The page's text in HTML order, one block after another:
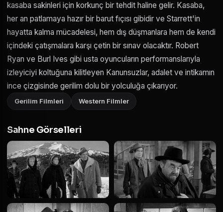
kasaba sakinleri için korkunç bir tehdit haline gelir. Kasaba,
her an patlamaya hazır bir barut fıçısı gibidir ve Starrett'in
hayatta kalma mücadelesi, hem dış düşmanlara hem de kendi
içindeki çatışmalara karşı çetin bir sınav olacaktır. Robert
Ryan ve Burl Ives gibi usta oyuncuların performanslarıyla
izleyiciyi koltuğuna kilitleyen Kanunsuzlar, adalet ve intikamın
ince çizgisinde gerilim dolu bir yolculuğa çıkarıyor.
Gerilim Filmleri Western Filmler
Sahne Görselleri